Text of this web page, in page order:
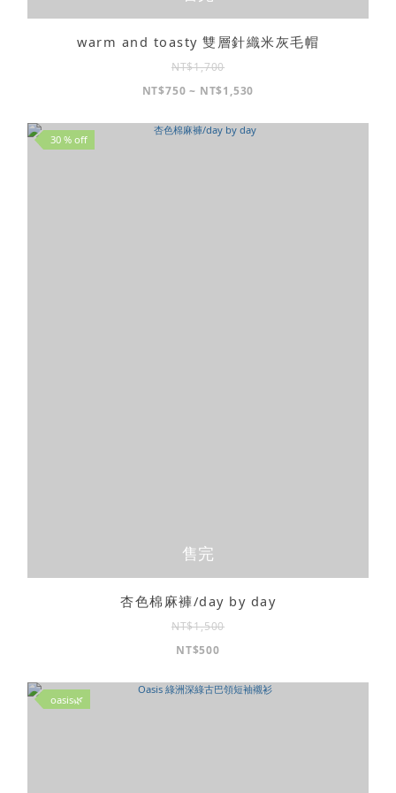
warm and toasty 雙層針織米灰毛帽
NT$1,700
NT$750 ~ NT$1,530
30 % off
售完
杏色棉麻褲/day by day
NT$1,500
NT$500
oasis🌿